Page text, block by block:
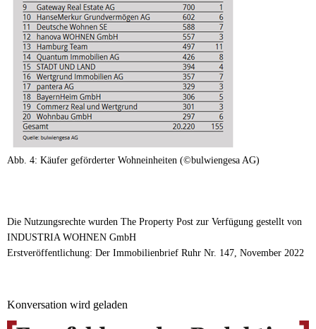
Abb. 4: Käufer geförderter Wohneinheiten (©bulwiengesa AG)
Die Nutzungsrechte wurden The Property Post zur Verfügung gestellt von
INDUSTRIA WOHNEN GmbH
Erstveröffentlichung: Der Immobilienbrief Ruhr Nr. 147, November 2022
Konversation wird geladen